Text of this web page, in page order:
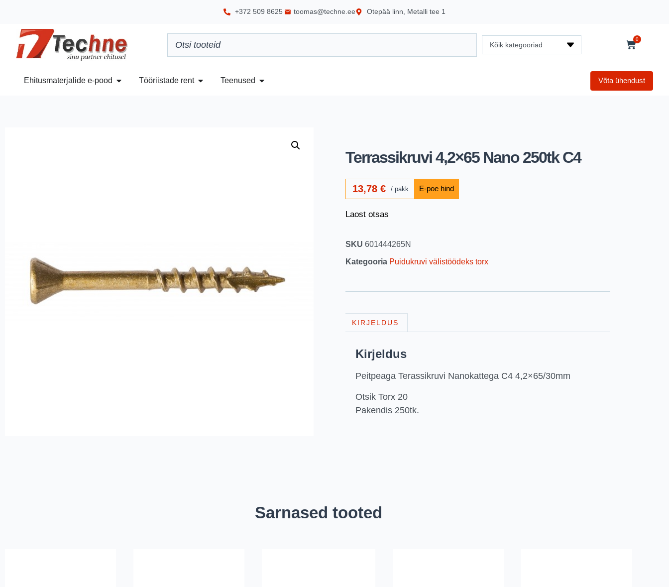
+372 509 8625 toomas@techne.ee Otepää linn, Metalli tee 1
Kõik kategooriad
0
Ehitusmaterjalide e-pood Tööriistade rent Teenused Võta ühendust
Terrassikruvi 4,2×65 Nano 250tk C4
13,78€ pakk
Laost otsas
SKU 601444265N
Kategooria Puidukruvi välistöödeks torx
KIRJELDUS
Kirjeldus
Peitpeaga Terassikruvi Nanokattega C4 4,2×65/30mm
Otsik Torx 20
Pakendis 250tk.
Sarnased tooted